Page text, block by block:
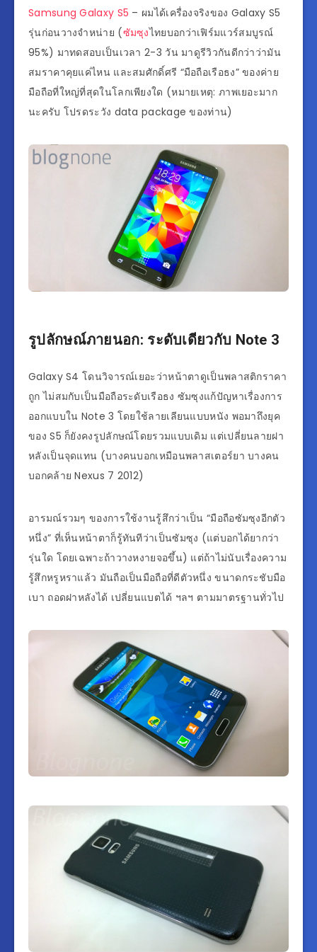
Samsung Galaxy S5 – ผมได้เครื่องจริงของ Galaxy S5
รุ่นก่อนวางจำหน่าย (ซัมซุงไทยบอกว่าเฟิร์มแวร์สมบูรณ์
95%) มาทดสอบเป็นเวลา 2-3 วัน มาดูรีวิวกันดีกว่าว่ามัน
สมราคาคุยแค่ไหน และสมศักดิ์ศรี “มือถือเรือธง” ของค่าย
มือถือที่ใหญ่ที่สุดในโลกเพียงใด (หมายเหตุ: ภาพเยอะมาก
นะครับ โปรดระวัง data package ของท่าน)
รูปลักษณ์ภายนอก: ระดับเดียวกับ Note 3
Galaxy S4 โดนวิจารณ์เยอะว่าหน้าตาดูเป็นพลาสติกราคา
ถูก ไม่สมกับเป็นมือถือระดับเรือธง ซัมซุงแก้ปัญหาเรื่องการ
ออกแบบใน Note 3 โดยใช้ลายเลียนแบบหนัง พอมาถึงยุค
ของ S5 ก็ยังคงรูปลักษณ์โดยรวมแบบเดิม แต่เปลี่ยนลายฝา
หลังเป็นจุดแทน (บางคนบอกเหมือนพลาสเตอร์ยา บางคน
บอกคล้าย Nexus 7 2012)
อารมณ์รวมๆ ของการใช้งานรู้สึกว่าเป็น “มือถือซัมซุงอีกตัว
หนึ่ง” ที่เห็นหน้าตาก็รู้ทันทีว่าเป็นซัมซุง (แต่บอกได้ยากว่า
รุ่นใด โดยเฉพาะถ้าวางหงายจอขึ้น) แต่ถ้าไม่นับเรื่องความ
รู้สึกหรูหราแล้ว มันถือเป็นมือถือที่ดีตัวหนึ่ง ขนาดกระชับมือ
เบา ถอดฝาหลังได้ เปลี่ยนแบตได้ ฯลฯ ตามมาตรฐานทั่วไป